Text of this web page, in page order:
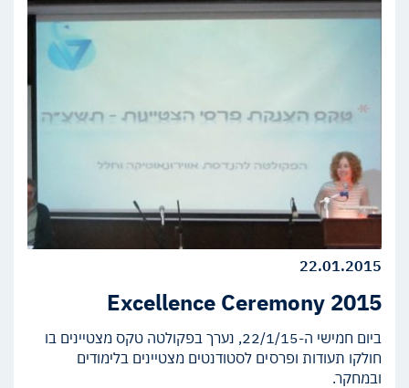
22.01.2015
Excellence Ceremony 2015
ביום חמישי ה-22/1/15, נערך בפקולטה טקס מצטיינים בו
חולקו תעודות ופרסים לסטודנטים מצטיינים בלימודים
ובמחקר.